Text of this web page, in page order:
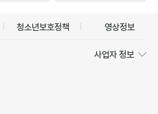
청소년보호정책 영상정보
사업자 정보